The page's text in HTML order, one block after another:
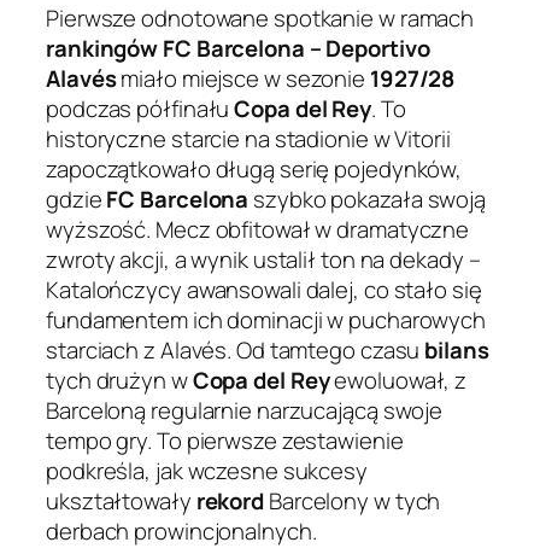
Pierwsze odnotowane spotkanie w ramach
rankingów FC Barcelona – Deportivo
Alavésmiało miejsce w sezonie 1927/28
podczas półfinałuCopa del Rey. To
historyczne starcie na stadionie w Vitorii
zapoczątkowało długą serię pojedynków,
gdzieFC Barcelona szybko pokazała swoją
wyższość. Mecz obfitował w dramatyczne
zwroty akcji, a wynik ustalił ton na dekady –
Katalończycy awansowali dalej, co stało się
fundamentem ich dominacji w pucharowych
starciach z Alavés. Od tamtego czasu bilans
tych drużyn wCopa del Reyewoluował, z
Barceloną regularnie narzucającą swoje
tempo gry. To pierwsze zestawienie
podkreśla, jak wczesne sukcesy
ukształtowały rekordBarcelony w tych
derbach prowincjonalnych.